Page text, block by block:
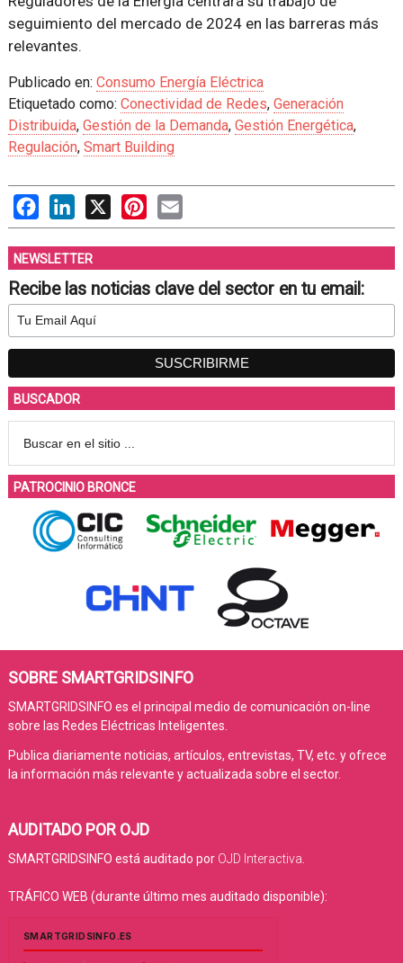
seguimiento del mercado de 2024 en las barreras más
relevantes.
Publicado en: Consumo Energía Eléctrica
Etiquetado como: Conectividad de Redes, Generación
Distribuida, Gestión de la Demanda, Gestión Energética,
Regulación, Smart Building
FacebookLinkedIn
X PinterestEmail
NEWSLETTER
Recibe las noticias clave del sector en tu email:
BUSCADOR
PATROCINIO BRONCE
SOBRE SMARTGRIDSINFO
SMARTGRIDSINFO es el principal medio de comunicación on-line
sobre las Redes Eléctricas Inteligentes.
Publica diariamente noticias, artículos, entrevistas, TV, etc. y ofrece
la información más relevante y actualizada sobre el sector.
AUDITADO POR OJD
SMARTGRIDSINFO está auditado por OJD Interactiva
TRÁFICO WEB (durante último mes auditado disponible):